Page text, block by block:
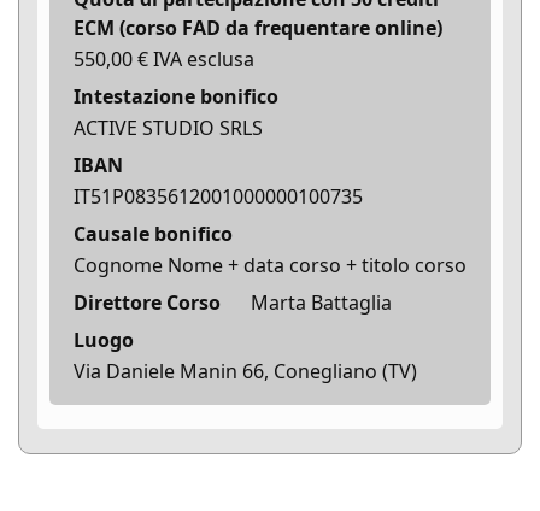
ECM (corso FAD da frequentare online)
550,00 € IVA esclusa
Intestazione bonifico
ACTIVE STUDIO SRLS
IBAN
IT51P0835612001000000100735
Causale bonifico
Cognome Nome + data corso + titolo corso
Direttore Corso
Marta Battaglia
Luogo
Via Daniele Manin 66, Conegliano (TV)